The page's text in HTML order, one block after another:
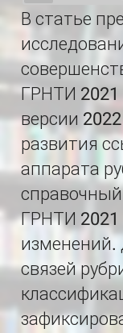
В статье
ГРНТИ 2021
версии
развития
аппарата
ГРНТИ 2021
изменений.
связей